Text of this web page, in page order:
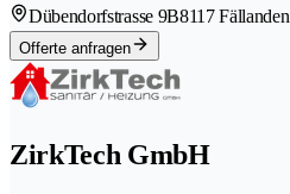
Dübendorfstrasse 9B8117 Fällanden
Offerte anfragen
ZirkTech GmbH